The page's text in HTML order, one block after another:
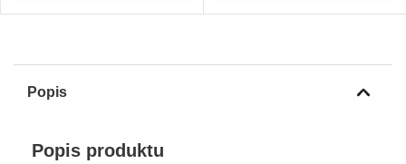
Popis
Popis produktu